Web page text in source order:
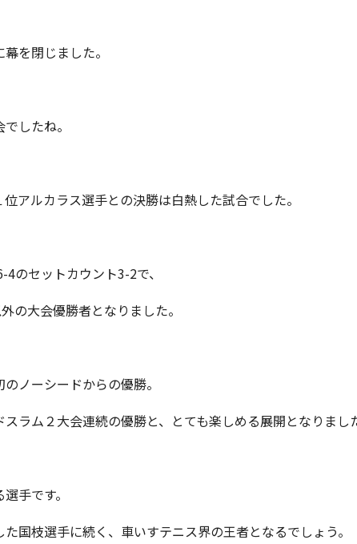
を閉じました。
したね。
アルカラス選手との決勝は白熱した試合でした。
のセットカウント3-2で、
の大会優勝者となりました。
ノーシードからの優勝。
ラム２大会連続の優勝と、とても楽しめる展開となりまし
手です。
国枝選手に続く、車いすテニス界の王者となるでしょう。